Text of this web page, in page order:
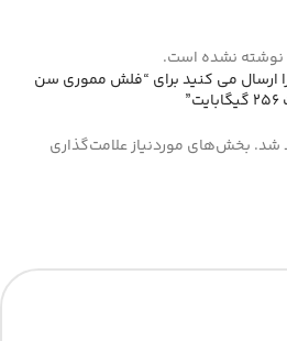
نوشته نشده است.
ارسال می کنید برای “فلش مموری سن
شد. بخش‌های موردنیاز علامت‌گذاری